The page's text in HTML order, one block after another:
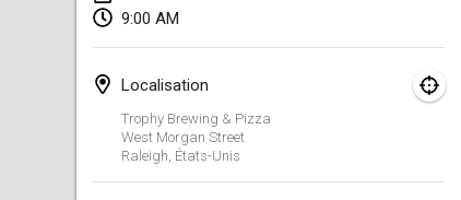
9:00 AM
Localisation
Trophy Brewing & Pizza
West Morgan Street
Raleigh États-Unis
Kubbtornooi De Rode Lantaarn
Kubbezen Indoor Kubb Tornooi
15 mars 2025|
North Carolina Kubb Championship